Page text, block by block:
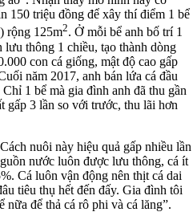
150 triệu đồng để xây thí điểm 1 bể
rộng 125m2. Ở mỗi bể anh bố trí 1
thông 1 chiều, tạo thành dòng
con cá giống, mật độ cao gấp
năm 2017, anh bán lứa cá đầu
1 bể mà gia đình anh đã thu gần
gấp 3 lần so với trước, thu lãi hơn
nuôi này hiệu quả gấp nhiều lần
nước luôn được lưu thông, cá ít
Cá luôn vận động nên thịt cá dai
tiêu thụ hết đến đấy. Gia đình tôi
để thả cá rô phi và cá lăng”.